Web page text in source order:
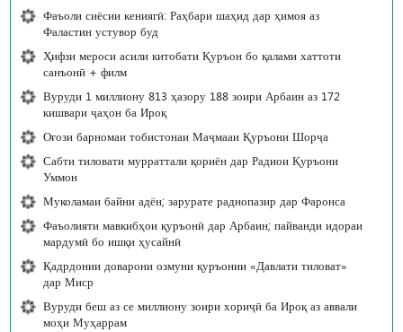
Фаъоли сиёсии кениягӣ: Раҳбари шаҳид дар ҳимоя аз
Фаластин устувор буд
Ҳифзи мероси асили китобати Қуръон бо қалами хаттоти
санъонӣ + филм
Вуруди 1 миллиону 813 ҳазору 188 зоири Арбаин аз 172
кишвари ҷаҳон ба Ироқ
Оғози барномаи тобистонаи Маҷмааи Қуръони Шорҷа
Сабти тиловати мурраттали қориён дар Радиои Қуръони
Уммон
Муколамаи байни адён; зарурате раднопазир дар Фаронса
Фаъолияти мавкибҳои қуръонӣ дар Арбаин; пайванди идораи
мардумӣ бо ишқи ҳусайнӣ
Қадрдонии доварони озмуни қуръонии «Давлати тиловат»
дар Миср
Вуруди беш аз се миллиону зоири хориҷӣ ба Ироқ аз аввали
моҳи Муҳаррам